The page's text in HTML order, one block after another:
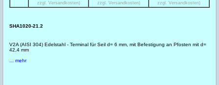
SHA1020-21.2
V2A (AISI 304) Edelstahl - Terminal für Seil d= 6 mm, mit Befestigung an Pfosten mit d=
42,4 mm
... mehr
zzgl. Versandkosten)
zzgl. Versandkosten)
zzgl. Versandkosten)